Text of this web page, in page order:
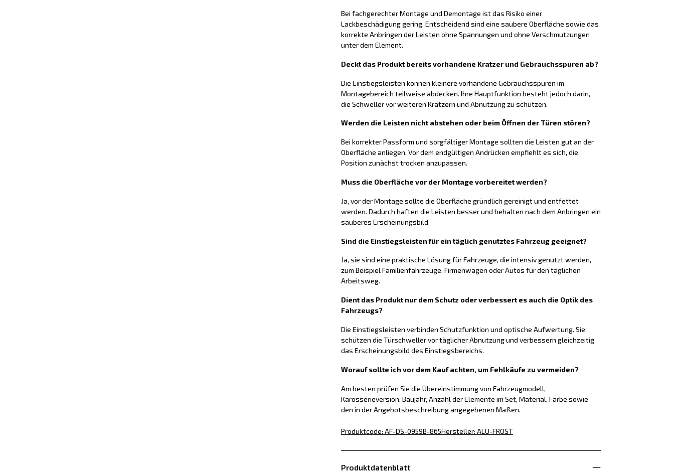
Bei fachgerechter Montage und Demontage ist das Risiko einer
Lackbeschädigung gering. Entscheidend sind eine saubere Oberfläche sowie das
korrekte Anbringen der Leisten ohne Spannungen und ohne Verschmutzungen
unter dem Element.
Deckt das Produkt bereits vorhandene Kratzer und Gebrauchsspuren ab?
Die Einstiegsleisten können kleinere vorhandene Gebrauchsspuren im
Montagebereich teilweise abdecken. Ihre Hauptfunktion besteht jedoch darin,
die Schweller vor weiteren Kratzern und Abnutzung zu schützen.
Werden die Leisten nicht abstehen oder beim Öffnen der Türen stören?
Bei korrekter Passform und sorgfältiger Montage sollten die Leisten gut an der
Oberfläche anliegen. Vor dem endgültigen Andrücken empfiehlt es sich, die
Position zunächst trocken anzupassen.
Muss die Oberfläche vor der Montage vorbereitet werden?
Ja, vor der Montage sollte die Oberfläche gründlich gereinigt und entfettet
werden. Dadurch haften die Leisten besser und behalten nach dem Anbringen ein
sauberes Erscheinungsbild.
Sind die Einstiegsleisten für ein täglich genutztes Fahrzeug geeignet?
Ja, sie sind eine praktische Lösung für Fahrzeuge, die intensiv genutzt werden,
zum Beispiel Familienfahrzeuge, Firmenwagen oder Autos für den täglichen
Arbeitsweg.
Dient das Produkt nur dem Schutz oder verbessert es auch die Optik des
Fahrzeugs?
Die Einstiegsleisten verbinden Schutzfunktion und optische Aufwertung. Sie
schützen die Türschweller vor täglicher Abnutzung und verbessern gleichzeitig
das Erscheinungsbild des Einstiegsbereichs.
Worauf sollte ich vor dem Kauf achten, um Fehlkäufe zu vermeiden?
Am besten prüfen Sie die Übereinstimmung von Fahrzeugmodell,
Karosserieversion, Baujahr, Anzahl der Elemente im Set, Material, Farbe sowie
den in der Angebotsbeschreibung angegebenen Maßen.
Produktcode: AF-DS-0959B-865Hersteller: ALU-FROST
Produktdatenblatt